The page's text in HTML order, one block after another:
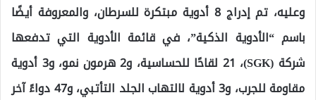
وعليه، تم إدراج 8 أدوية مبتكرة للسرطان، والمعروفة أيضًا
باسم “الأدوية الذكية”، في قائمة الأدوية التي تدفعها
شركة (SGK)، 21 لقاحًا للحساسية، و2 هرمون نمو، و3 أدوية
مقاومة للجرب، و3 أدوية لالتهاب الجلد التأتبي، و47 دواءً آخر